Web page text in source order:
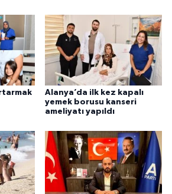
Alanya’da ilk kez kapalı
yemek borusu kanseri
ameliyatı yapıldı